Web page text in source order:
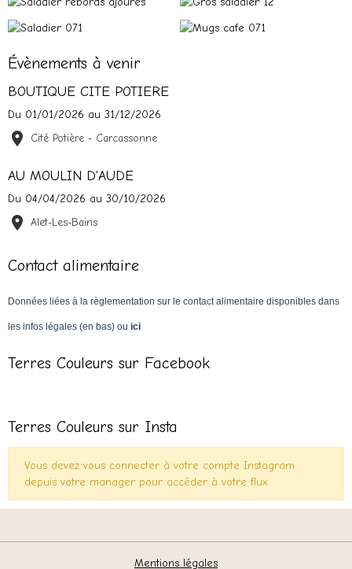
Évènements à venir
BOUTIQUE CITE POTIERE
Du 01/01/2026 au 31/12/2026
Cité Potière - Carcassonne
AU MOULIN D'AUDE
Du 04/04/2026 au 30/10/2026
Alet-Les-Bains
Contact alimentaire
Données liées à la règlementation sur le contact alimentaire disponibles dans
les infos légales (en bas) ou ici
Terres Couleurs sur Facebook
Terres Couleurs sur Insta
Vous devez vous connecter à votre compte Instagram
depuis votre manager pour accéder à votre flux
Mentions légales